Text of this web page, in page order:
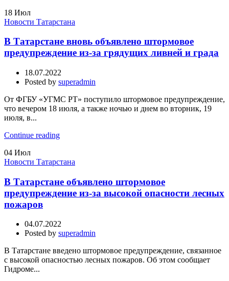
18 Июл
Новости Татарстана
В Татарстане вновь объявлено штормовое
предупреждение из-за грядущих ливней и града
18.07.2022
Posted by superadmin
От ФГБУ «УГМС РТ» поступило штормовое предупреждение,
что вечером 18 июля, а также ночью и днем во вторник, 19
июля, в...
Continue reading
04 Июл
Новости Татарстана
В Татарстане объявлено штормовое
предупреждение из-за высокой опасности лесных
пожаров
04.07.2022
Posted by superadmin
В Татарстане введено штормовое предупреждение, связанное
с высокой опасностью лесных пожаров. Об этом сообщает
Гидроме...